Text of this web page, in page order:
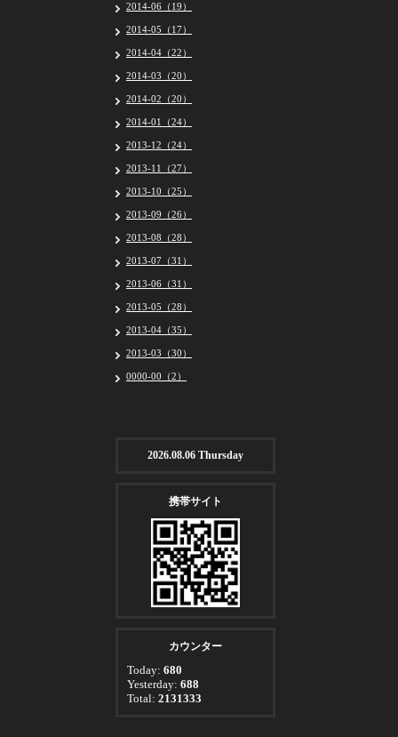
2014-06（19）
2014-05（17）
2014-04（22）
2014-03（20）
2014-02（20）
2014-01（24）
2013-12（24）
2013-11（27）
2013-10（25）
2013-09（26）
2013-08（28）
2013-07（31）
2013-06（31）
2013-05（28）
2013-04（35）
2013-03（30）
0000-00（2）
2026.08.06 Thursday
携帯サイト
カウンター
Today: 680
Yesterday: 688
Total: 2131333